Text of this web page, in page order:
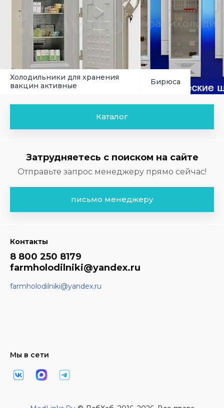
Бирюса Полаир
Каталог
Затрудняетесь с поиском на сайте
Отправьте запрос менеджеру прямо сейчас!
письмо менеджеру
Контакты
8 800 250 8179
farmholodilniki@yandex.ru
farmholodilniki@yandex.ru
Мы в сети